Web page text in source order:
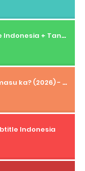
First Love (2022) Subtitle Indonesia + Tanpa Iklan + Streaming + 1080p
Mou Ichido Fufu ni Narimasu ka? (2026) - 01 Subtitle Indonesia
Indonesia